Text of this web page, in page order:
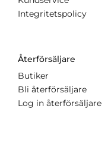
Integritetspolicy
Återförsäljare
Butiker
Bli återförsäljare
Log in återförsäljare